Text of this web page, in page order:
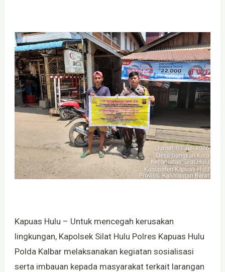
Kapuas Hulu – Untuk mencegah kerusakan
lingkungan, Kapolsek Silat Hulu Polres Kapuas Hulu
Polda Kalbar melaksanakan kegiatan sosialisasi
serta imbauan kepada masyarakat terkait larangan